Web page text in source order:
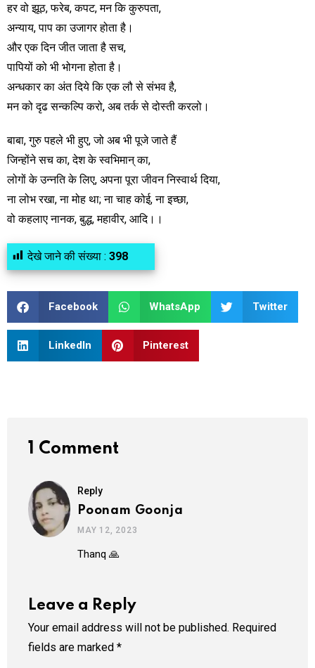
हर वो झूठ, फरेब, कपट, मन कि कुरुपता,
अन्याय, पाप का उजागर होता है।
और एक दिन जीत जाता है सच,
पापियों को भी भोगना होता है।
अन्धकार का अंत दिये कि एक लौ से संभव है,
मन को दृढ सन्कल्पि करो, अब तर्क से दोस्ती करलो।
बाबा, गुरु पहले भी हुए, जो अब भी पूजे जाते हैं
जिन्होंने सच का, देश के स्वभिमान् का,
लोगों के उन्नति के लिए, अपना पूरा जीवन निस्वार्थ दिया,
ना लोभ रखा, ना मोह था; ना चाह कोई, ना इच्छा,
वो कहलाए नानक, बुद्ध, महावीर, आदि।।
देखे जाने की संख्या : 398
Facebook WhatsApp Twitter
LinkedIn Pinterest
1 Comment
Reply
Poonam Goonja
MAY 12, 2023
Thanq 🙏
Leave a Reply
Your email address will not be published. Required
fields are marked *